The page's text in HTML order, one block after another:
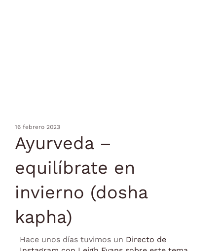
16 febrero 2023
Ayurveda –
equilíbrate en
invierno (dosha
kapha)
Hace unos días tuvimos un Directo de